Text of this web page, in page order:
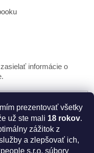
prezentovať všetky
už ste mali 18 rokov.
zážitok z
a zlepšovať ich,
s.r.o. súbory
informácie o